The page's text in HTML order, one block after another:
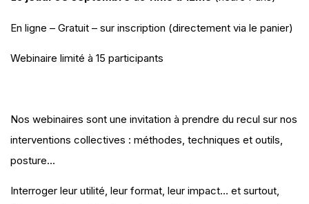
En ligne – Gratuit – sur inscription (directement via le panier)
Webinaire limité à 15 participants
Nos webinaires sont une invitation à prendre du recul sur nos
interventions collectives : méthodes, techniques et outils,
posture…
Interroger leur utilité, leur format, leur impact… et surtout,